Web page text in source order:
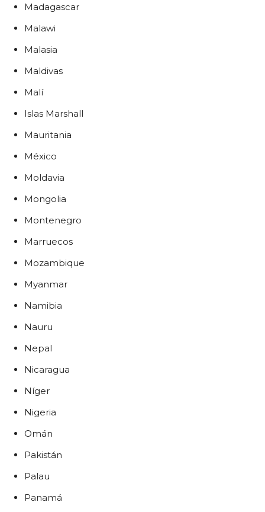
Madagascar
Malawi
Malasia
Maldivas
Malí
Islas Marshall
Mauritania
México
Moldavia
Mongolia
Montenegro
Marruecos
Mozambique
Myanmar
Namibia
Nauru
Nepal
Nicaragua
Níger
Nigeria
Omán
Pakistán
Palau
Panamá